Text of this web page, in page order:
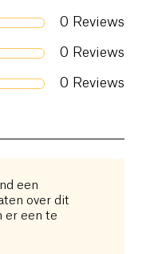
0 Reviews
0 Reviews
0 Reviews
een
over dit
er een te